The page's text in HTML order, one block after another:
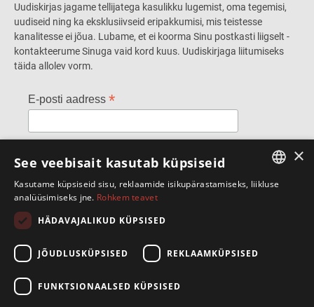
Uudiskirjas jagame tellijatega kasulikku lugemist, oma tegemisi,
uudiseid ning ka eksklusiivseid eripakkumisi, mis teistesse
kanalitesse ei jõua. Lubame, et ei koorma Sinu postkasti liigselt -
kontakteerume Sinuga vaid kord kuus. Uudiskirjaga liitumiseks
täida allolev vorm.
E-posti aadress *
Telliskivi 60/A3, 10412 Tallinn
info@speaksmart.ee
×
See veebisait kasutab küpsiseid
Kasutame küpsiseid sisu, reklaamide isikupärastamiseks, liikluse
analüüsimiseks jne. Rohkem teavet
HÄDAVAJALIKUD KÜPSISED
JÕUDLUSKÜPSISED REKLAAMKÜPSISED
FUNKTSIONAALSED KÜPSISED